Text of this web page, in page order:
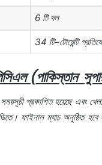
6 টি দল
34 টি–টোয়েন্টি
(পাকিস্তান
সময়সূচী প্রকাশিত হয়েছে এবং
ফাইনাল ম্যাচ অনুষ্ঠিত হবে